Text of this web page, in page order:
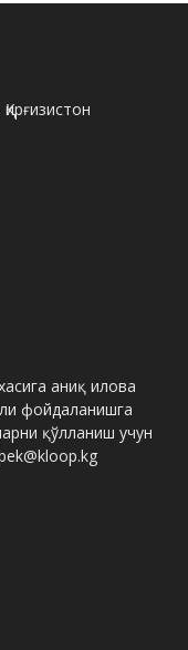
аниқ илова
фойдаланишга
қўлланиш учун